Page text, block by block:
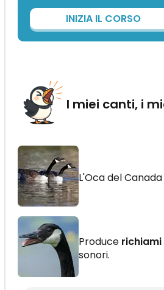
INIZIA IL CORSO
I miei canti, i
L'Oca del
Produce
sonori.